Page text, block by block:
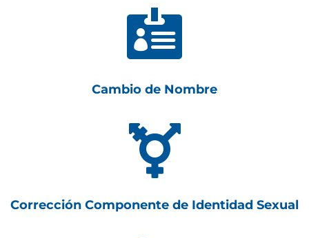

Cambio de Nombre

Corrección Componente de Identidad Sexual